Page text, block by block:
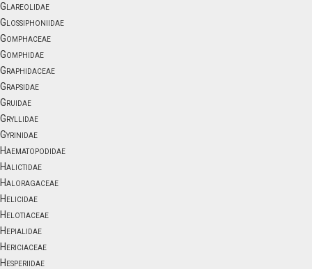
Glareolidae
Glossiphoniidae
Gomphaceae
Gomphidae
Graphidaceae
Grapsidae
Gruidae
Gryllidae
Gyrinidae
Haematopodidae
Halictidae
Haloragaceae
Helicidae
Helotiaceae
Hepialidae
Hericiaceae
Hesperiidae